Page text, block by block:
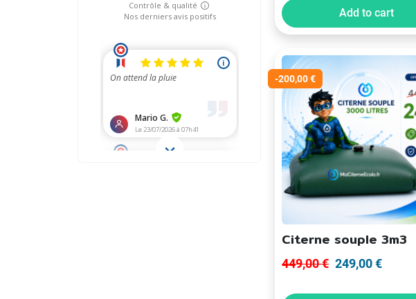
Add to cart
-200,00 €
Citerne souple 3m3
449,00 € 249,00 €